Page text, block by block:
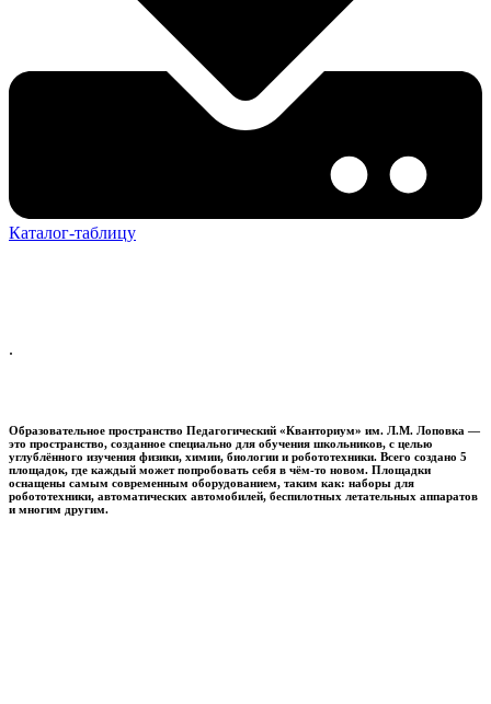
Каталог-таблицу
.
Образовательное пространство Педагогический «Кванториум» им. Л.М. Лоповка —
это пространство, созданное специально для обучения школьников, с целью
углублённого изучения физики, химии, биологии и робототехники. Всего создано 5
площадок, где каждый может попробовать себя в чём-то новом. Площадки
оснащены самым современным оборудованием, таким как: наборы для
робототехники, автоматических автомобилей, беспилотных летательных аппаратов
и многим другим.